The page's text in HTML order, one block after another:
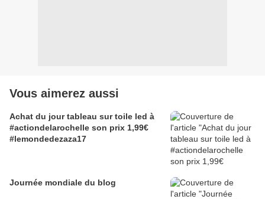
Vous aimerez aussi
Achat du jour tableau sur toile led à
#actiondelarochelle son prix 1,99€
#lemondedezaza17
Journée mondiale du blog